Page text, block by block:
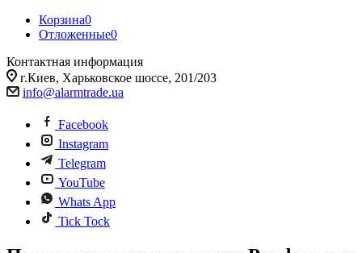
Корзина0
Отложенные0
Контактная информация
г.Киев, Харьковское шоссе, 201/203
info@alarmtrade.ua
Facebook
Instagram
Telegram
YouTube
Whats App
Tick Tock